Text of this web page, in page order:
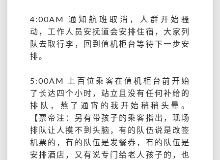
4:00AM 通知航班取消，人群开始骚
动，工作人员安抚道会安排住宿，大家列
队去取行李，回到值机柜台等待下一步安
排。
5:00AM 上百位乘客在值机柜台前开始
了长达四个小时，站立且没有任何补给的
排队，熬了通宵的我开始稍稍头晕。
【票帝注：另有带孩子的乘客指出，现场
排队让人摸不到头脑，有的队伍说是改签
机票的，有的队伍是发餐券，有的队伍是
安排酒店，又有说专门给老人孩子的，也